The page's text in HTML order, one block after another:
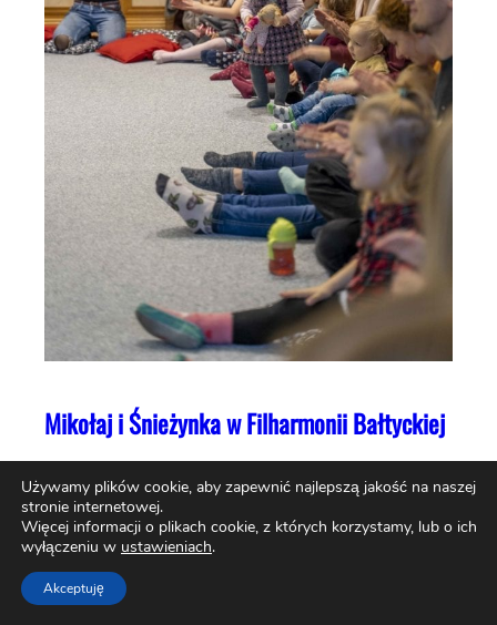
Mikołaj i Śnieżynka w Filharmonii Bałtyckiej
Używamy plików cookie, aby zapewnić najlepszą jakość na naszej
stronie internetowej.
Więcej informacji o plikach cookie, z których korzystamy, lub o ich
wyłączeniu w ustawieniach.
Akceptuję